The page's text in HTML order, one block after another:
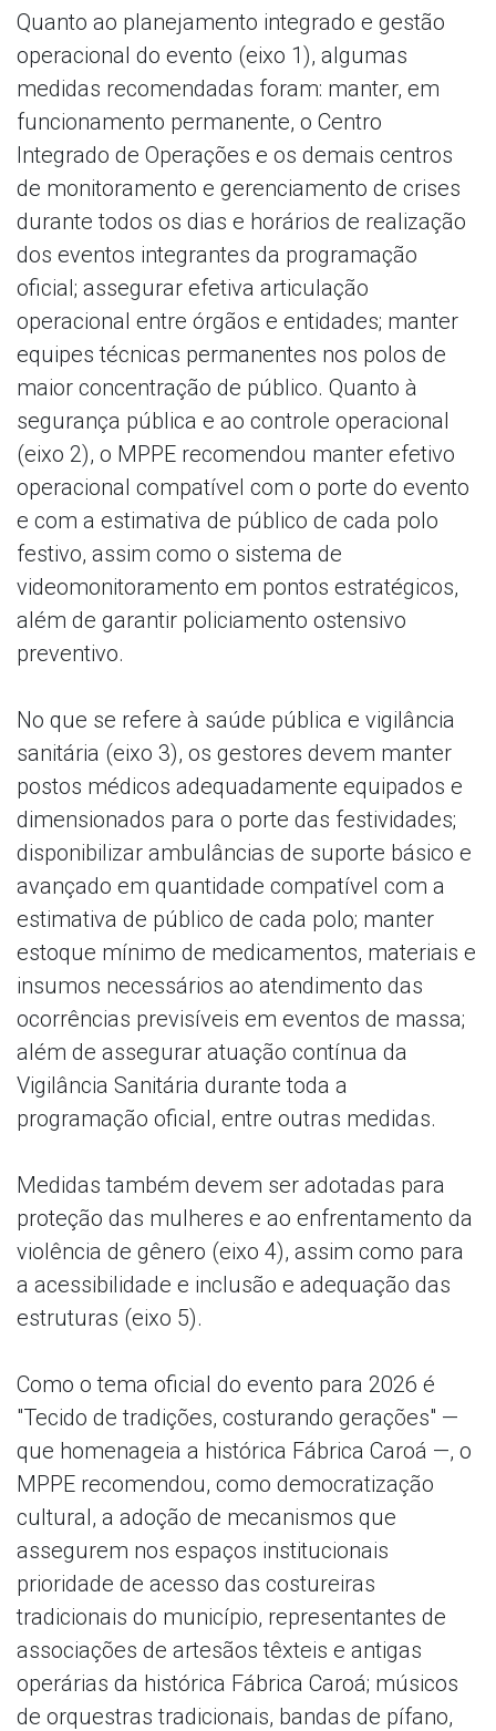
Quanto ao planejamento integrado e gestão
operacional do evento (eixo 1), algumas
medidas recomendadas foram: manter, em
funcionamento permanente, o Centro
Integrado de Operações e os demais centros
de monitoramento e gerenciamento de crises
durante todos os dias e horários de realização
dos eventos integrantes da programação
oficial; assegurar efetiva articulação
operacional entre órgãos e entidades; manter
equipes técnicas permanentes nos polos de
maior concentração de público. Quanto à
segurança pública e ao controle operacional
(eixo 2), o MPPE recomendou manter efetivo
operacional compatível com o porte do evento
e com a estimativa de público de cada polo
festivo, assim como o sistema de
videomonitoramento em pontos estratégicos,
além de garantir policiamento ostensivo
preventivo.
No que se refere à saúde pública e vigilância
sanitária (eixo 3), os gestores devem manter
postos médicos adequadamente equipados e
dimensionados para o porte das festividades;
disponibilizar ambulâncias de suporte básico e
avançado em quantidade compatível com a
estimativa de público de cada polo; manter
estoque mínimo de medicamentos, materiais e
insumos necessários ao atendimento das
ocorrências previsíveis em eventos de massa;
além de assegurar atuação contínua da
Vigilância Sanitária durante toda a
programação oficial, entre outras medidas.
Medidas também devem ser adotadas para
proteção das mulheres e ao enfrentamento da
violência de gênero (eixo 4), assim como para
a acessibilidade e inclusão e adequação das
estruturas (eixo 5).
Como o tema oficial do evento para 2026 é
"Tecido de tradições, costurando gerações" —
que homenageia a histórica Fábrica Caroá —, o
MPPE recomendou, como democratização
cultural, a adoção de mecanismos que
assegurem nos espaços institucionais
prioridade de acesso das costureiras
tradicionais do município, representantes de
associações de artesãos têxteis e antigas
operárias da histórica Fábrica Caroá; músicos
de orquestras tradicionais, bandas de pífano,